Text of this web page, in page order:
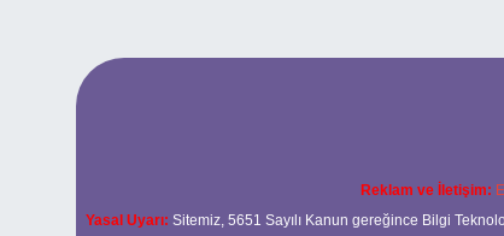
Reklam ve İletişim:
Yasal Uyarı: Sitemiz, 5651 Sayılı Kanun gereğince Bilgi